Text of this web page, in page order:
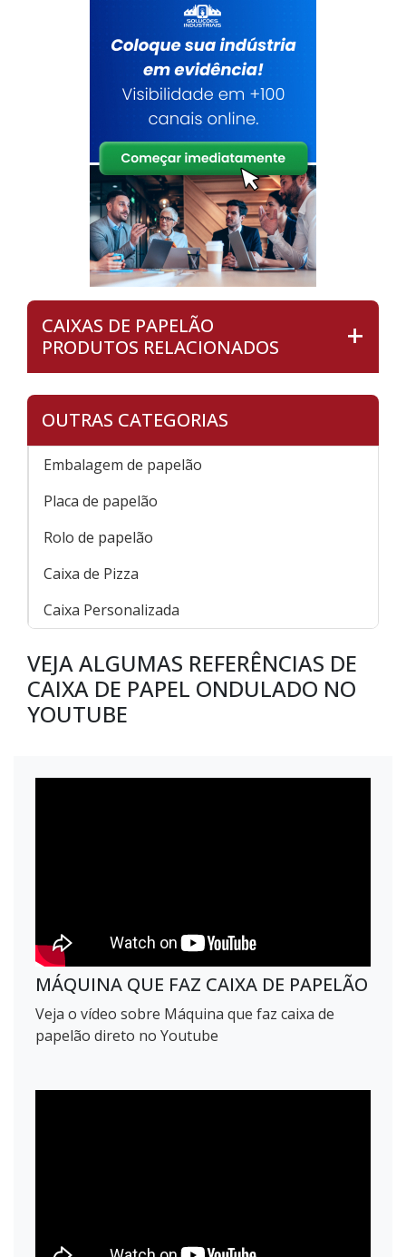
CAIXAS DE PAPELÃO
PRODUTOS RELACIONADOS
OUTRAS CATEGORIAS
Embalagem de papelão
Placa de papelão
Rolo de papelão
Caixa de Pizza
Caixa Personalizada
VEJA ALGUMAS REFERÊNCIAS DE
CAIXA DE PAPEL ONDULADO NO
YOUTUBE
MÁQUINA QUE FAZ CAIXA DE PAPELÃO
Veja o vídeo sobre Máquina que faz caixa de
papelão direto no Youtube